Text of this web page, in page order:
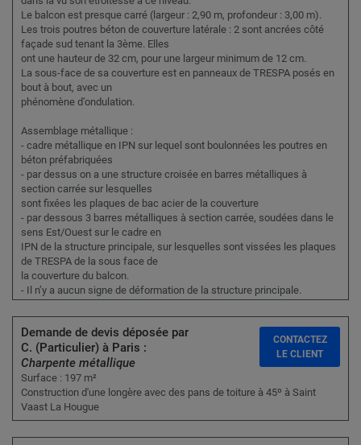
Le balcon est presque carré (largeur : 2,90 m, profondeur : 3,00 m).
Les trois poutres béton de couverture latérale : 2 sont ancrées côté
façade sud tenant la 3ème. Elles
ont une hauteur de 32 cm, pour une largeur minimum de 12 cm.
La sous-face de sa couverture est en panneaux de TRESPA posés en
bout à bout, avec un
phénomène d’ondulation.
Assemblage métallique :
- cadre métallique en IPN sur lequel sont boulonnées les poutres en
béton préfabriquées
- par dessus on a une structure croisée en barres métalliques à
section carrée sur lesquelles
sont fixées les plaques de bac acier de la couverture
- par dessous 3 barres métalliques à section carrée, soudées dans le
sens Est/Ouest sur le cadre en
IPN de la structure principale, sur lesquelles sont vissées les plaques
de TRESPA de la sous face de
la couverture du balcon.
- Il n’y a aucun signe de déformation de la structure principale.
Demande de devis déposée par
C. (Particulier) à Paris :
Charpente métallique
Surface : 197 m²
Construction d'une longère avec des pans de toiture à 45º à Saint
Vaast La Hougue
CONTACTEZ
LE CLIENT